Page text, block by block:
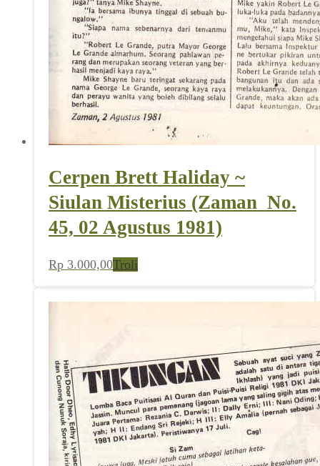
Cerpen Brett Haliday ~
Siulan Misterius (Zaman_No.
45, 02 Agustus 1981)
Rp 3.000,00Troli